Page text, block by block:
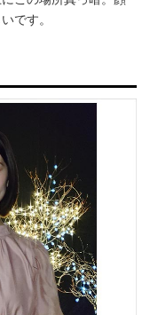
です。